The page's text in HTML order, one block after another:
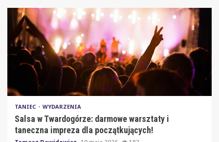
TANIEC WYDARZENIA
Salsa w Twardogórze: darmowe warsztaty i
taneczna impreza dla początkujących!